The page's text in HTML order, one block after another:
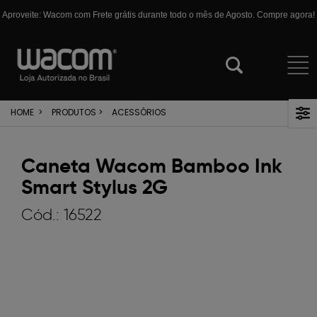
Aproveite: Wacom com Frete grátis durante todo o mês de Agosto. Compre agora!
HOME > PRODUTOS > ACESSÓRIOS
Caneta Wacom Bamboo Ink
Smart Stylus 2G
Cód.: 16522